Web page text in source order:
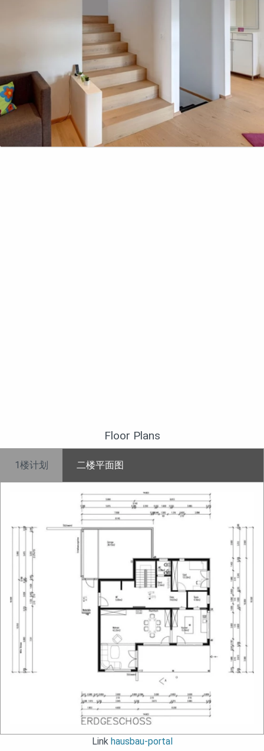
Floor Plans
1楼计划 二楼平面图
Link hausbau-portal